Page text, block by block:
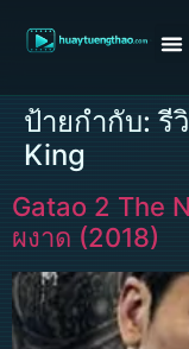
ป้ายกำกับ: รี
King
Gatao 2 The
ผงาด (2018)